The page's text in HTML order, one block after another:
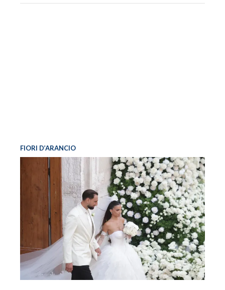
FIORI D’ARANCIO